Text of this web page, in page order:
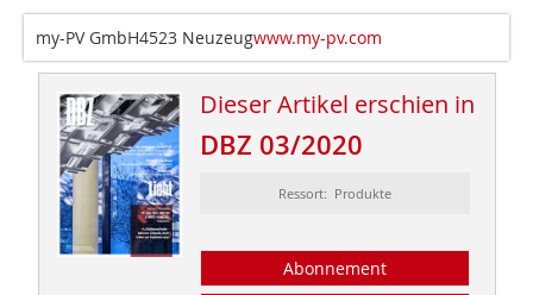
my-PV GmbH4523 Neuzeugwww.my-pv.com
Dieser Artikel erschien in
DBZ 03/2020
Ressort: Produkte
Abonnement